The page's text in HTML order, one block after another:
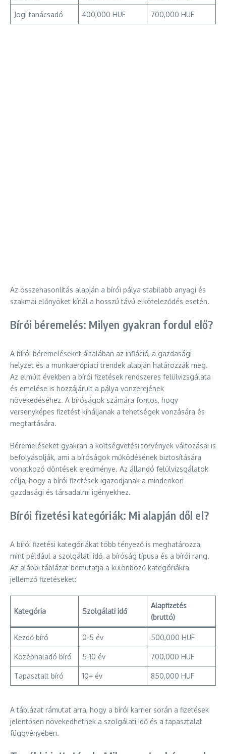
Jogi tanácsadó 400,000 HUF 700,000 HUF
Az összehasonlítás alapján a bírói pálya stabilabb anyagi és
szakmai előnyöket kínál a hosszú távú elköteleződés esetén.
Bírói béremelés: Milyen gyakran fordul elő?
A bírói béremeléseket általában az infláció, a gazdasági
helyzet és a munkaerőpiaci trendek alapján határozzák meg.
Az elmúlt években a bírói fizetések rendszeres felülvizsgálata
és emelése is hozzájárult a pálya vonzerejének
növekedéséhez. A bíróságok számára fontos, hogy
versenyképes fizetést kínáljanak a tehetségek vonzására és
megtartására.
Béremeléseket gyakran a költségvetési törvények változásai is
befolyásolják, ami a bíróságok működésének biztosítására
vonatkozó döntések eredménye. Az állandó felülvizsgálatok
célja, hogy a bírói fizetések igazodjanak a mindenkori
gazdasági és társadalmi igényekhez.
Bírói fizetési kategóriák: Mi alapján dől el?
A bírói fizetési kategóriákat több tényező is meghatározza,
mint például a szolgálati idő, a bíróság típusa és a bírói rang.
Az alábbi táblázat bemutatja a különböző kategóriákra
jellemző fizetéseket:
Kategória Szolgálati idő
Alapfizetés
(bruttó)
Kezdő bíró 0-5 év 500,000 HUF
Középhaladó bíró 5-10 év 700,000 HUF
Tapasztalt bíró 10+ év 850,000 HUF
A táblázat rámutat arra, hogy a bírói karrier során a fizetések
jelentősen növekedhetnek a szolgálati idő és a tapasztalat
függvényében.